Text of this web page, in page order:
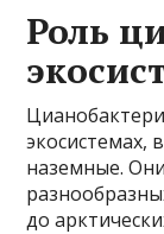
Роль
экосистемах,
наземные.
до